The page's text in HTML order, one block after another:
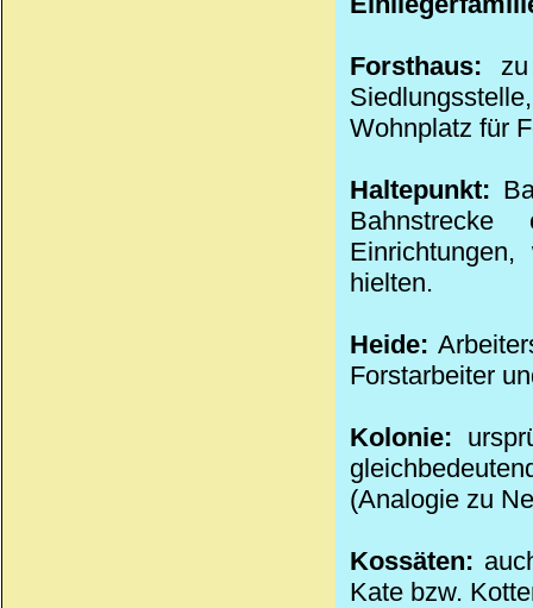
Forsthaus:
Wohnplatz für
Haltepunkt:
hielten.
Heide:
Forstarbeiter
Kolonie:
(Analogie zu
Kossäten:
Kate bzw.